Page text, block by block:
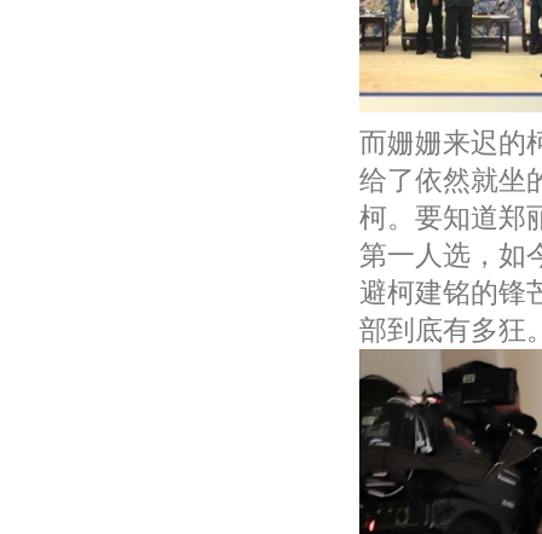
而姗姗来迟的
给了依然就坐
柯。要知道郑
第一人选，如
避柯建铭的锋
部到底有多狂